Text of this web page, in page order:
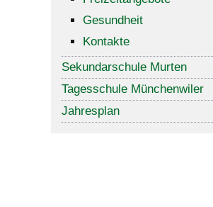
Gesundheit
Kontakte
Sekundarschule Murten
Tagesschule Münchenwiler
Jahresplan